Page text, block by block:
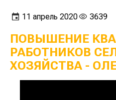
11 апрель 2020 3639
ПОВЫШЕНИЕ
РАБОТНИКОВ
ХОЗЯЙСТВА -